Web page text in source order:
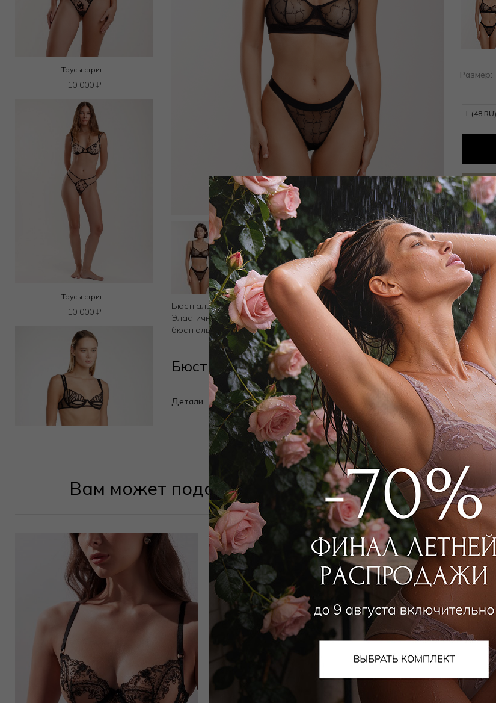
Трусы стринг
10 000 ₽
Трусы стринг
10 000 ₽
9 000
Бюстгальтер мягкий прекрасно поддерживает грудь.
Эластичная резинка обеспечивает прекрасную посадку. В таком
бюстгальтере вы будете чувствовать себя женственно и игриво.
Бюстгальтер мягкий 403 Черный
Детали
Размер:
L (48 RU)
Вам может подойти